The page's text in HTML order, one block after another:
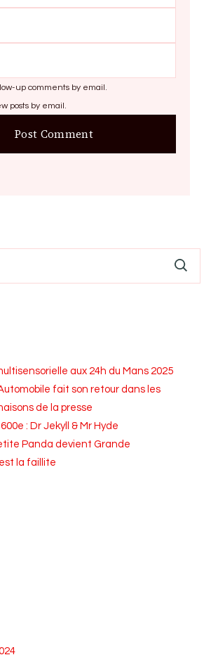
up comments by email.
posts by email.
aux 24h du Mans 2025
fait son retour dans les
de la presse
: Dr Jekyll & Mr Hyde
Panda devient Grande
la faillite